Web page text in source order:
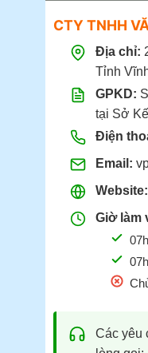
CTY TNHH
Địa chỉ:
Tỉnh
GPKD:
tại Sở
Điện
Email:
Website:
Giờ làm
Các yêu